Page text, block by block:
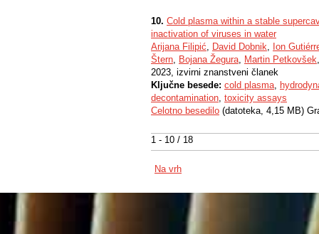
1 - 10 / 18
10. Cold plasma within a stable
inactivation of viruses in water
Arijana Filipić, David Dobnik, Ion
Štern, Bojana Žegura, Martin Petkovšek
2023, izvirni znanstveni članek
Ključne besede: cold plasma,
decontamination, toxicity assays
Celotno besedilo (datoteka, 4,15 MB)
Na vrh